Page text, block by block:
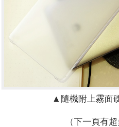
▲隨機附上霧面
（下一頁有